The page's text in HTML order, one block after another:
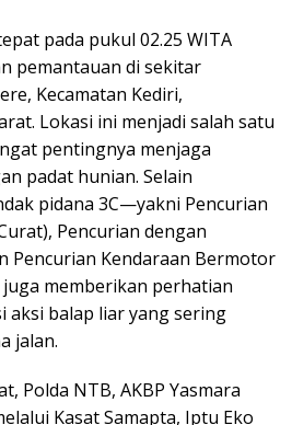
pada pukul 02.25 WITA
pemantauan di sekitar
Kecamatan Kediri,
Lokasi ini menjadi salah satu
pentingnya menjaga
padat hunian. Selain
pidana 3C—yakni Pencurian
Pencurian dengan
Pencurian Kendaraan Bermotor
memberikan perhatian
aksi balap liar yang sering
jalan.
Polda NTB, AKBP Yasmara
Kasat Samapta, Iptu Eko